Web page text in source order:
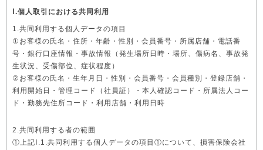
Ⅰ.個人取引における共同利用
1.共同利用する個人データの項目
①お客様の氏名・住所・年齢・性別・会員番号・所属店舗・電話番
号・銀行口座情報・事故情報（発生場所日時・場所、傷病名、事故発
生状況、受傷部位、症状程度）
②お客様の氏名・生年月日・性別・会員番号・会員種別・登録店舗・
利用開始日・管理コード（社員証）・本人確認コード・所属法人コー
ド・勤務先住所コード・利用店舗・利用日時
2.共同利用する者の範囲
①上記Ⅰ.1.共同利用する個人データの項目①について、損害保険会社